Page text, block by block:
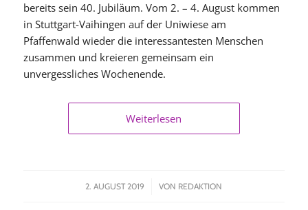
bereits sein 40. Jubiläum. Vom 2. – 4. August kommen
in Stuttgart-Vaihingen auf der Uniwiese am
Pfaffenwald wieder die interessantesten Menschen
zusammen und kreieren gemeinsam ein
unvergessliches Wochenende.
Weiterlesen
2. AUGUST 2019
/ VON REDAKTION